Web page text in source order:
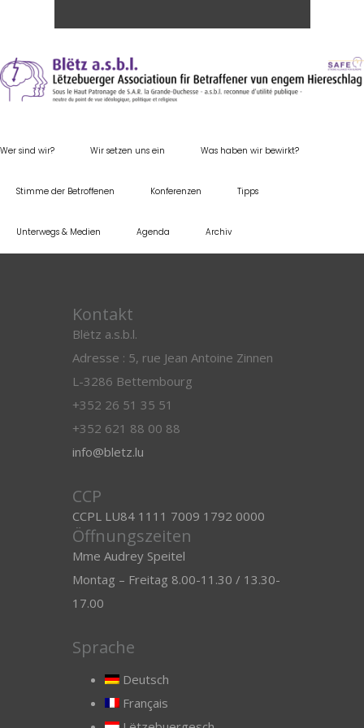
Wer sind wir? Wir setzen uns ein Was haben wir bewirkt?
Stimme der Betroffenen Konferenzen Tipps
Unterwegs & Medien Agenda Archiv
Kontakt
Blëtz a.s.b.l.
Adresse : 5, rue Jean Antoine Zinnen
L-3286 Bettembourg
+352 26 51 35 51
+352 621 88 00 88
info@bletz.lu
CCP
CCPL LU84 1111 7009 1792 0000
Öffnungszeiten
Mme Audrey Speitel
Montag – Freitag 8.00-11.30 / 13.30-
17.00
Sprache
Deutsch
Français